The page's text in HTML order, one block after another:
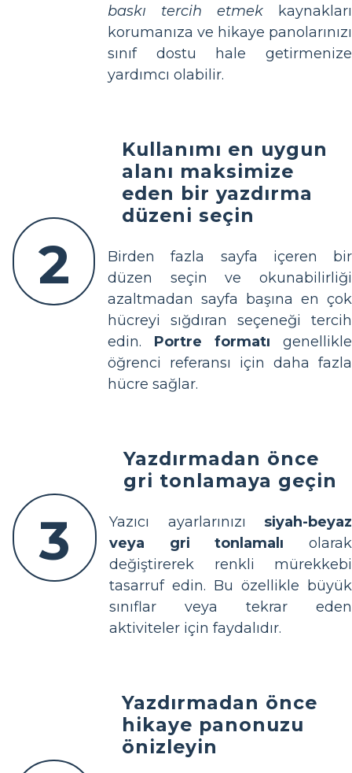
baskı tercih etmek kaynakları
korumanıza ve hikaye panolarınızı
sınıf dostu hale getirmenize
yardımcı olabilir.
2
Kullanımı en uygun
alanı maksimize
eden bir yazdırma
düzeni seçin
Birden fazla sayfa içeren bir
düzen seçin ve okunabilirliği
azaltmadan sayfa başına en çok
hücreyi sığdıran seçeneği tercih
edin. Portre formatı genellikle
öğrenci referansı için daha fazla
hücre sağlar.
3
Yazdırmadan önce
gri tonlamaya geçin
Yazıcı ayarlarınızı siyah-beyaz
veya gri tonlamalı olarak
değiştirerek renkli mürekkebi
tasarruf edin. Bu özellikle büyük
sınıflar veya tekrar eden
aktiviteler için faydalıdır.
Yazdırmadan önce
hikaye panonuzu
önizleyin